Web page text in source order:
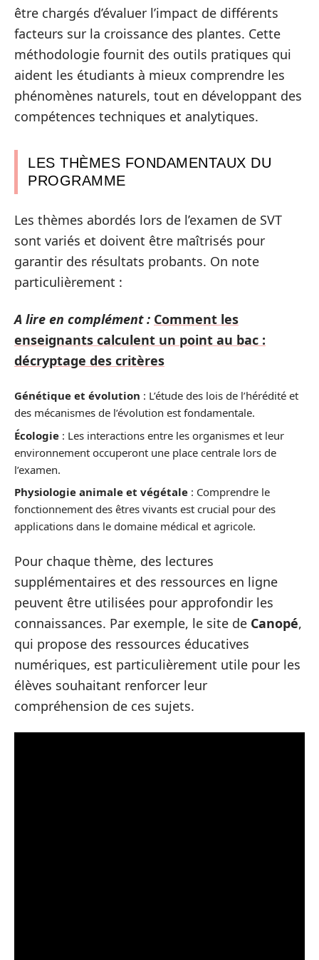
être chargés d’évaluer l’impact de différents
facteurs sur la croissance des plantes. Cette
méthodologie fournit des outils pratiques qui
aident les étudiants à mieux comprendre les
phénomènes naturels, tout en développant des
compétences techniques et analytiques.
LES THÈMES FONDAMENTAUX DU
PROGRAMME
Les thèmes abordés lors de l’examen de SVT
sont variés et doivent être maîtrisés pour
garantir des résultats probants. On note
particulièrement :
A lire en complément : Comment les
enseignants calculent un point au bac :
décryptage des critères
Génétique et évolution : L’étude des lois de l’hérédité et
des mécanismes de l’évolution est fondamentale.
Écologie : Les interactions entre les organismes et leur
environnement occuperont une place centrale lors de
l’examen.
Physiologie animale et végétale : Comprendre le
fonctionnement des êtres vivants est crucial pour des
applications dans le domaine médical et agricole.
Pour chaque thème, des lectures
supplémentaires et des ressources en ligne
peuvent être utilisées pour approfondir les
connaissances. Par exemple, le site de Canopé,
qui propose des ressources éducatives
numériques, est particulièrement utile pour les
élèves souhaitant renforcer leur
compréhension de ces sujets.